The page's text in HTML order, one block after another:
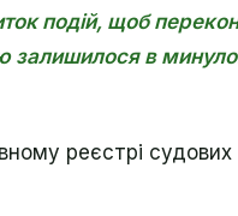
подій, щоб
залишилося в
реєстрі